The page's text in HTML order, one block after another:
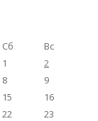
Сб
Вс
1
2
8
9
15
16
22
23